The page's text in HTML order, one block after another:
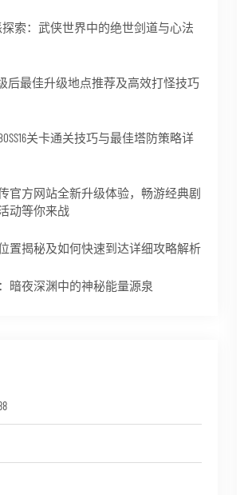
探索：武侠世界中的绝世剑道与心法
后最佳升级地点推荐及高效打怪技巧
关卡通关技巧与最佳塔防策略详
官方网站全新升级体验，畅游经典剧
动等你来战
置揭秘及如何快速到达详细攻略解析
暗夜深渊中的神秘能量源泉